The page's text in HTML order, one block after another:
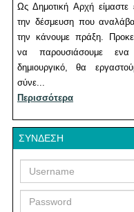
Ως Δημοτική Αρχή είμαστε
την δέσμευση που
την κάνουμε πράξη.
να παρουσιάσουμε
δημιουργικό, θα
σύνε...
Περισσότερα
ΣΎΝΔΕΣΗ